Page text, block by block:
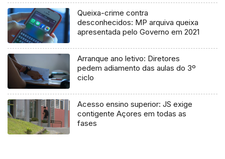
Queixa-crime contra
desconhecidos: MP arquiva queixa
apresentada pelo Governo em 2021
Arranque ano letivo: Diretores
pedem adiamento das aulas do 3º
ciclo
Acesso ensino superior: JS exige
contigente Açores em todas as
fases